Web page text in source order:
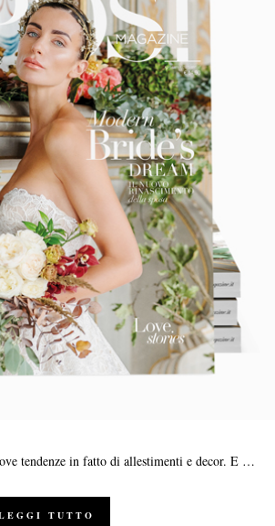
tendenze in fatto di allestimenti e decor. E …
TUTTO